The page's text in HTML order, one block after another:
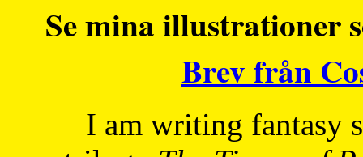
Se mina illustrationer
Brev från
I am writing fantasy